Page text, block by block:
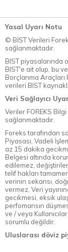
Yasal Uyarı Notu
© BİST Verileri
sağlanmaktadır.
BIST piyasalarında
BIST'e ait olup, bu
Borçlanma Araçları
verileri BIST
Veri Sağlayıcı
Veriler FOREKS
sağlanmaktadır.
Foreks tarafından
Piyasası, Vadeli
az 15 dakika
Belgesi altında
edilemez,
telif hakları
verinin sekansı,
vermez. Veri
gecikmesi, eksik
perfomansın
ve / veya
sorumlu değildir.
Uluslarası döviz